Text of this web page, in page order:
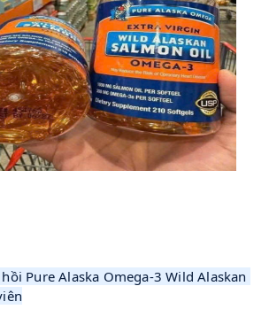
Pure Alaska Omega-3 Wild Alaskan